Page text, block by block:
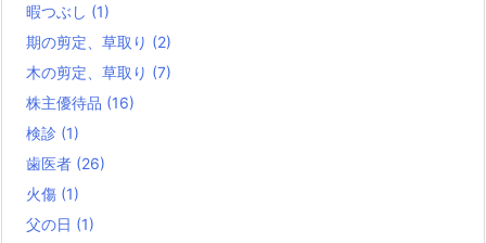
暇つぶし (1)
期の剪定、草取り (2)
木の剪定、草取り (7)
株主優待品 (16)
検診 (1)
歯医者 (26)
火傷 (1)
父の日 (1)